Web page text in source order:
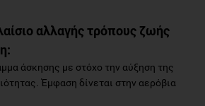
αλλαγής τρόπους ζωής
άσκησης με στόχο την αύξηση της
Έμφαση δίνεται στην αερόβια